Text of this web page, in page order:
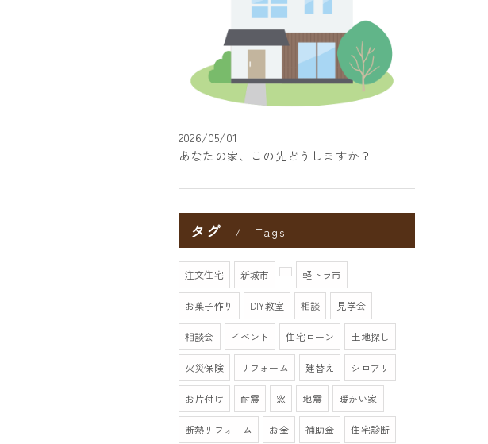
2026/05/01
あなたの家、この先どうしますか？
タグ Tags
注文住宅 新城市 軽トラ市
お菓子作り DIY教室 相談 見学会
相談会 イベント 住宅ローン 土地探し
火災保険 リフォーム 建替え シロアリ
お片付け 耐震 窓 地震 暖かい家
断熱リフォーム お金 補助金 住宅診断